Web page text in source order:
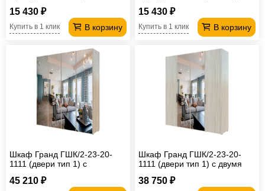
15 430 ₽
В корзину
Купить в 1 клик
15 430 ₽
В корзину
Купить в 1 клик
Шкаф Гранд ГШК/2-23-20-
1111 (двери тип 1) с
45 210 ₽
Шкаф Гранд ГШК/2-23-20-
1111 (двери тип 1) с двумя
38 750 ₽